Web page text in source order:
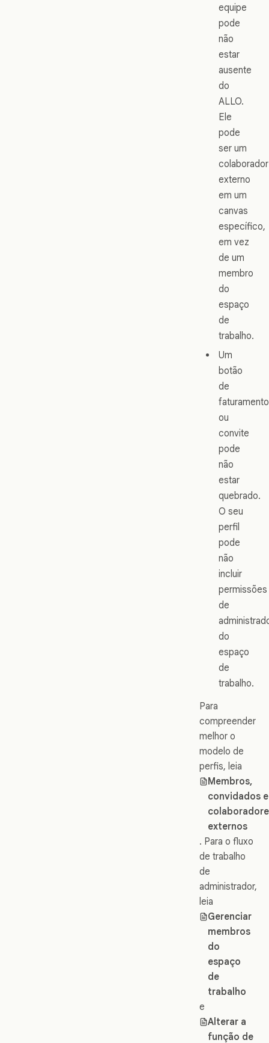
equipe
pode
não
estar
ausente
do
ALLO.
Ele
pode
ser um
colaborador
externo
em um
canvas
específico,
em vez
de um
membro
do
espaço
de
trabalho.
Um
botão
de
faturamento
ou
convite
pode
não
estar
quebrado.
O seu
perfil
pode
não
incluir
permissões
de
do
espaço
de
trabalho.
Para
compreender
melhor o
modelo de
perfis, leia
Membros,
convidados e
externos
. Para o fluxo
de trabalho
de
administrador,
leia
Gerenciar
membros
do
espaço
de
trabalho
e
Alterar a
função de